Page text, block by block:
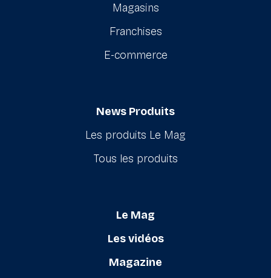
Magasins
Franchises
E-commerce
News Produits
Les produits Le Mag
Tous les produits
Le Mag
Les vidéos
Magazine